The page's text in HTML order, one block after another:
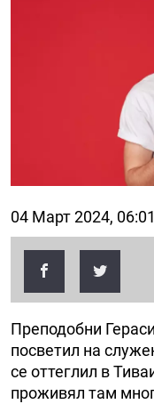
04 Март 2024, 06:01
Преподобни
посветил на
се оттеглил в
проживял там